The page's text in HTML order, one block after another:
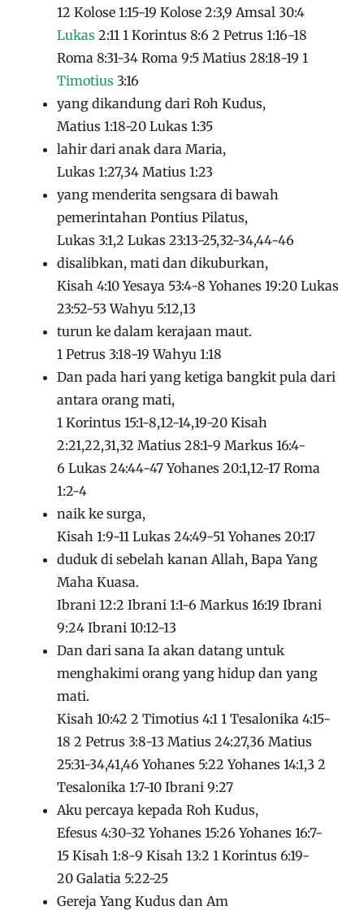
12 Kolose 1:15-19 Kolose 2:3,9 Amsal 30:4
Lukas 2:11 1 Korintus 8:6 2 Petrus 1:16-18
Roma 8:31-34 Roma 9:5 Matius 28:18-19 1
Timotius 3:16
yang dikandung dari Roh Kudus,
Matius 1:18-20 Lukas 1:35
lahir dari anak dara Maria,
Lukas 1:27,34 Matius 1:23
yang menderita sengsara di bawah
pemerintahan Pontius Pilatus,
Lukas 3:1,2 Lukas 23:13-25,32-34,44-46
disalibkan, mati dan dikuburkan,
Kisah 4:10 Yesaya 53:4-8 Yohanes 19:20 Lukas
23:52-53 Wahyu 5:12,13
turun ke dalam kerajaan maut.
1 Petrus 3:18-19 Wahyu 1:18
Dan pada hari yang ketiga bangkit pula dari
antara orang mati,
1 Korintus 15:1-8,12-14,19-20 Kisah
2:21,22,31,32 Matius 28:1-9 Markus 16:4-
6 Lukas 24:44-47 Yohanes 20:1,12-17 Roma
1:2-4
naik ke surga,
Kisah 1:9-11 Lukas 24:49-51 Yohanes 20:17
duduk di sebelah kanan Allah, Bapa Yang
Maha Kuasa.
Ibrani 12:2 Ibrani 1:1-6 Markus 16:19 Ibrani
9:24 Ibrani 10:12-13
Dan dari sana Ia akan datang untuk
menghakimi orang yang hidup dan yang
mati.
Kisah 10:42 2 Timotius 4:1 1 Tesalonika 4:15-
18 2 Petrus 3:8-13 Matius 24:27,36 Matius
25:31-34,41,46 Yohanes 5:22 Yohanes 14:1,3 2
Tesalonika 1:7-10 Ibrani 9:27
Aku percaya kepada Roh Kudus,
Efesus 4:30-32 Yohanes 15:26 Yohanes 16:7-
15 Kisah 1:8-9 Kisah 13:2 1 Korintus 6:19-
20 Galatia 5:22-25
Gereja Yang Kudus dan Am